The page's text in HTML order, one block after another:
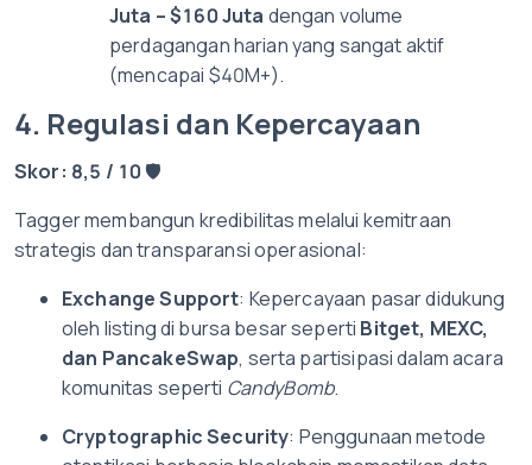
Juta – $160 Juta dengan volume
perdagangan harian yang sangat aktif
(mencapai $40M+).
4. Regulasi dan Kepercayaan
Skor: 8,5 / 10 🛡️
Tagger membangun kredibilitas melalui kemitraan
strategis dan transparansi operasional:
Exchange Support: Kepercayaan pasar didukung
oleh listing di bursa besar seperti Bitget, MEXC,
dan PancakeSwap, serta partisipasi dalam acara
komunitas seperti CandyBomb.
Cryptographic Security: Penggunaan metode